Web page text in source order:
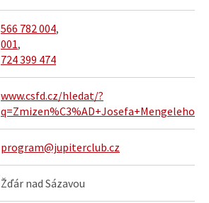
566 782 004,
001,
724 399 474
www.csfd.cz/hledat/?
q=Zmizen%C3%AD+Josefa+Mengeleho
program@jupiterclub.cz
Žďár nad Sázavou